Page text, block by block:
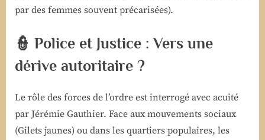
par des femmes souvent précarisées).
👮 Police et Justice : Vers une
dérive autoritaire ?
Le rôle des forces de l’ordre est interrogé avec acuité
par Jérémie Gauthier. Face aux mouvements sociaux
(Gilets jaunes) ou dans les quartiers populaires, les